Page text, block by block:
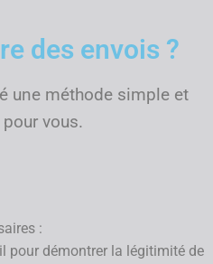
des envois ?
une méthode simple et
vous.
:
pour démontrer la légitimité de